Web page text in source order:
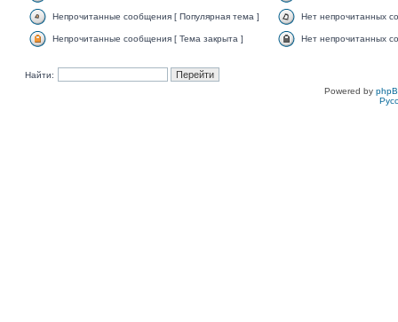
Непрочитанные сообщения [ Популярная тема ] Нет непрочитанных
Непрочитанные сообщения [ Тема закрыта ] Нет непрочитанных
Найти:
Powered by